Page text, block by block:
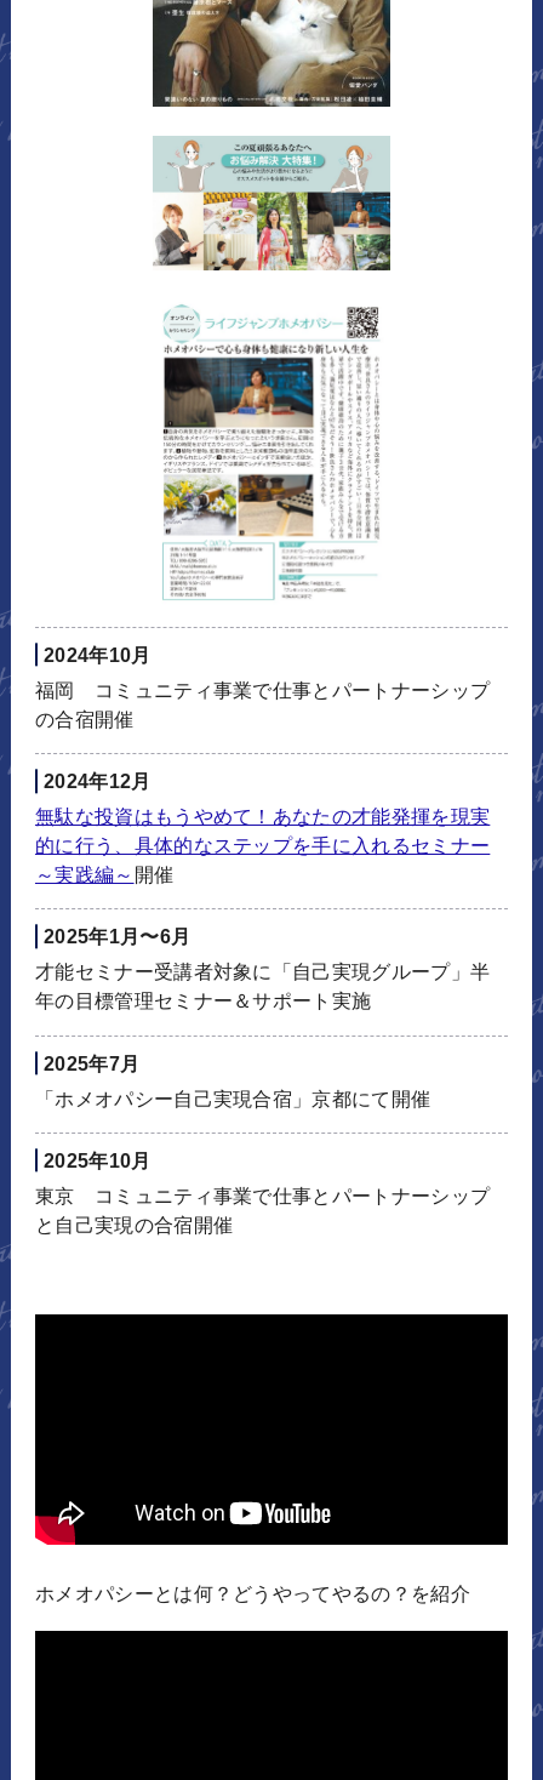
2024年10月
福岡 コミュニティ事業で仕事とパートナーシップ
の合宿開催
2024年12月
無駄な投資はもうやめて！あなたの才能発揮を現実
的に行う、具体的なステップを手に入れるセミナー
～実践編～ 開催
2025年1月〜6月
才能セミナー受講者対象に「自己実現グループ」半
年の目標管理セミナー＆サポート実施
2025年7月
「ホメオパシー自己実現合宿」京都にて開催
2025年10月
東京 コミュニティ事業で仕事とパートナーシップ
と自己実現の合宿開催
ホメオパシーとは何？どうやってやるの？を紹介